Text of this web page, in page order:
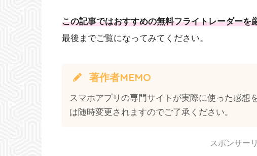
この記事ではおすすめの無料フライトレーダーを
最後までご覧になってみてください。
著作者MEMO
スマホアプリの専門サイトが実際に使った感想
は随時変更されますのでご了承ください。
スポンサー